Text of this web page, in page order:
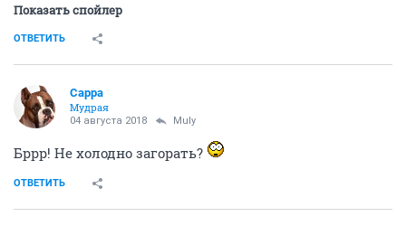
Показать спойлер
ОТВЕТИТЬ
Сарра
Мудрая
04 августа 2018 Muly
Бррр! Не холодно загорать?
ОТВЕТИТЬ